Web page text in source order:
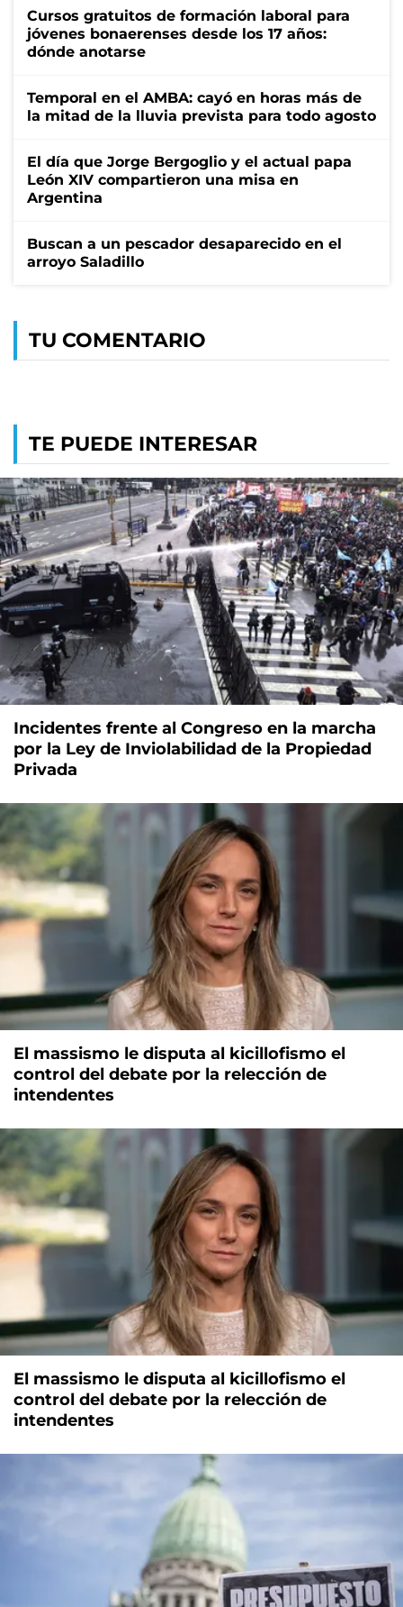
Cursos gratuitos de formación laboral para
jóvenes bonaerenses desde los 17 años:
dónde anotarse
Temporal en el AMBA: cayó en horas más de
la mitad de la lluvia prevista para todo agosto
El día que Jorge Bergoglio y el actual papa
León XIV compartieron una misa en
Argentina
Buscan a un pescador desaparecido en el
arroyo Saladillo
TU COMENTARIO
TE PUEDE INTERESAR
Incidentes frente al Congreso en la marcha
por la Ley de Inviolabilidad de la Propiedad
Privada
El massismo le disputa al kicillofismo el
control del debate por la relección de
intendentes
El massismo le disputa al kicillofismo el
control del debate por la relección de
intendentes